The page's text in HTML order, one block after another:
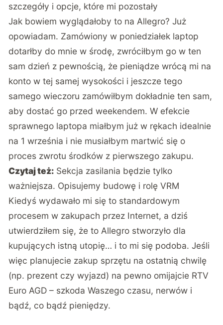
szczegóły i opcje, które mi pozostały
Jak bowiem wyglądałoby to na Allegro? Już
opowiadam. Zamówiony w poniedziałek laptop
dotarłby do mnie w środę, zwróciłbym go w ten
sam dzień z pewnością, że pieniądze wrócą mi na
konto w tej samej wysokości i jeszcze tego
samego wieczoru zamówiłbym dokładnie ten sam,
aby dostać go przed weekendem. W efekcie
sprawnego laptopa miałbym już w rękach idealnie
na 1 września i nie musiałbym martwić się o
proces zwrotu środków z pierwszego zakupu.
Czytaj też: Sekcja zasilania będzie tylko
ważniejsza. Opisujemy budowę i rolę VRM
Kiedyś wydawało mi się to standardowym
procesem w zakupach przez Internet, a dziś
utwierdziłem się, że to Allegro stworzyło dla
kupujących istną utopię… i to mi się podoba. Jeśli
więc planujecie zakup sprzętu na ostatnią chwilę
(np. prezent czy wyjazd) na pewno omijajcie RTV
Euro AGD – szkoda Waszego czasu, nerwów i
bądź, co bądź pieniędzy.